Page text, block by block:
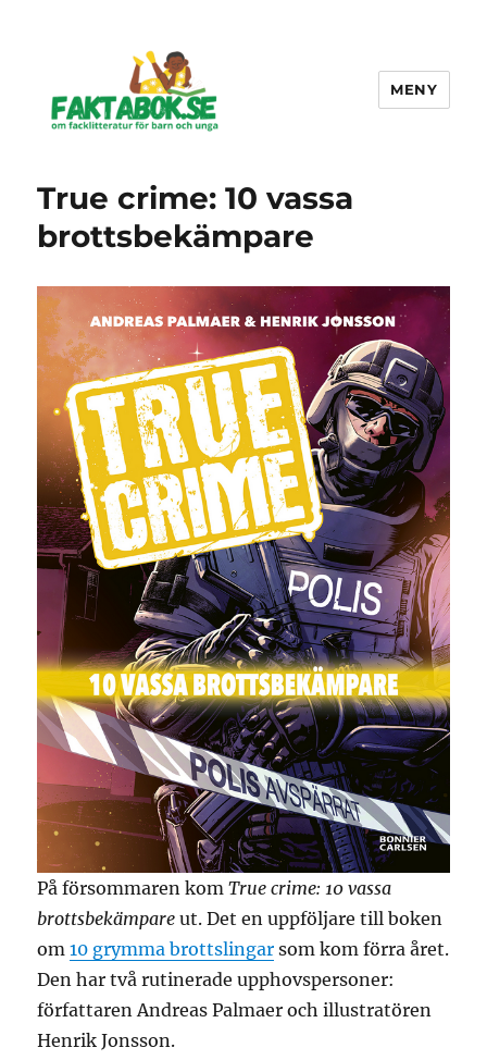
MENY
True crime: 10 vassa
brottsbekämpare
På försommaren komTrue crime: 10 vassa
brottsbekämpare ut. Det en uppföljare till boken
om10 grymma brottslingar som kom förra året.
Den har två rutinerade upphovspersoner:
författaren Andreas Palmaer och illustratören
Henrik Jonsson.